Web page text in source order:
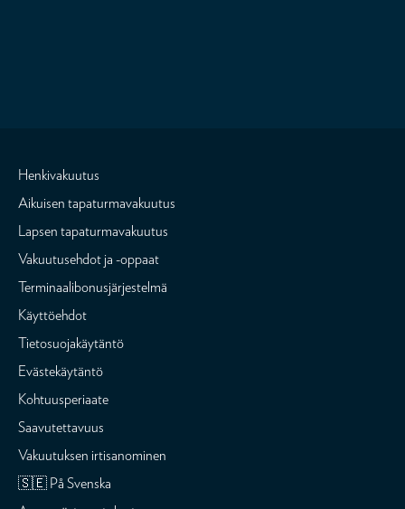
Henkivakuutus
Aikuisen tapaturmavakuutus
Lapsen tapaturmavakuutus
Vakuutusehdot ja -oppaat
Terminaalibonusjärjestelmä
Käyttöehdot
Tietosuojakäytäntö
Evästekäytäntö
Kohtuusperiaate
Saavutettavuus
Vakuutuksen irtisanominen
🇸🇪 På Svenska